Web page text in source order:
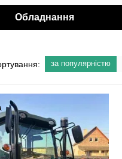
Обладнання
за популярністю